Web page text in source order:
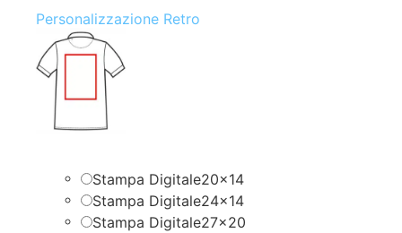
Personalizzazione Retro
Stampa Digitale20x14
Stampa Digitale24x14
Stampa Digitale27x20